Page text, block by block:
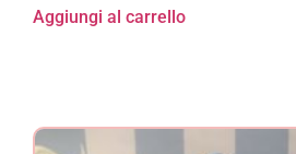
Aggiungi al carrello